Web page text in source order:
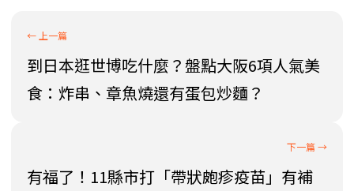
到日本逛世博吃什麼？盤點大阪6項人氣美
食：炸串、章魚燒還有蛋包炒麵？
有福了！11縣市打「帶狀皰疹疫苗」有補